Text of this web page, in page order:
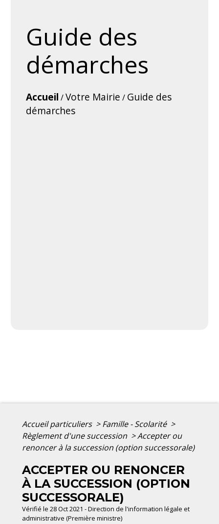
Guide des
démarches
Accueil /Votre Mairie / Guide des
démarches
Accueil particuliers > Famille - Scolarité >
Règlement d'une succession >Accepter ou
renoncer à la succession (option successorale)
ACCEPTER OU RENONCER
À LA SUCCESSION (OPTION
SUCCESSORALE)
Vérifié le 28 Oct 2021 - Direction de l'information légale et
administrative (Première ministre)